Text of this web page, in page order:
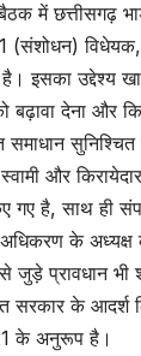
में छत्तीसगढ़
(संशोधन)
इसका उद्देश्य
बढ़ावा देना और
समाधान
और
गए है, साथ ही
अधिकरण के
जुड़े प्रावधान भी
सरकार के आदर्श
के अनुरूप है।